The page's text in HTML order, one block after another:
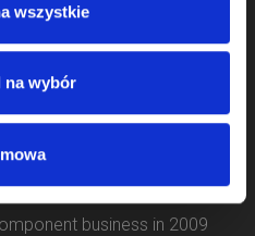
wszystkie
na wybór
business in 2009